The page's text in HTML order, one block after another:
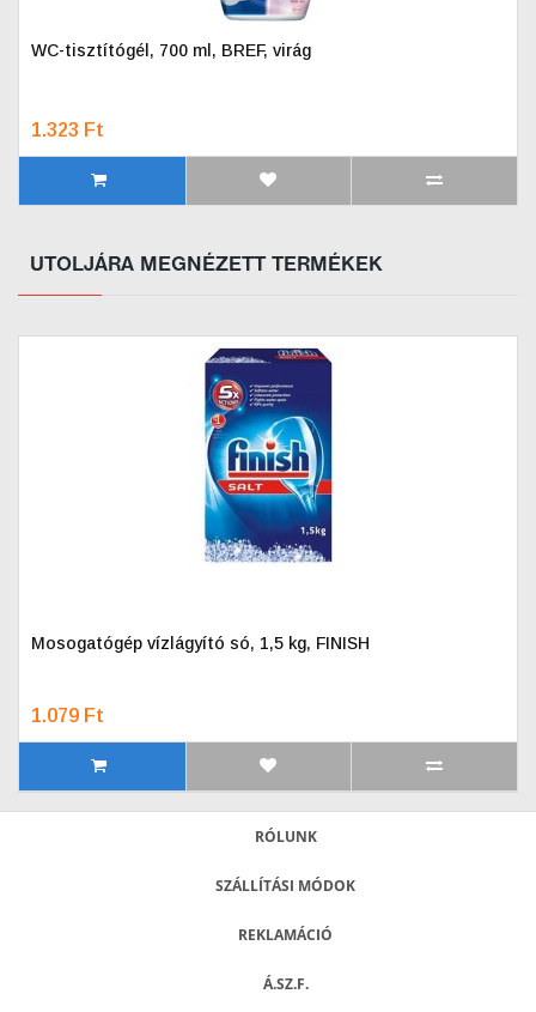
WC-tisztítógél, 700 ml, BREF, virág
1.323 Ft
UTOLJÁRA MEGNÉZETT TERMÉKEK
Mosogatógép vízlágyító só, 1,5 kg, FINISH
1.079 Ft
RÓLUNK
SZÁLLÍTÁSI MÓDOK
REKLAMÁCIÓ
Á.SZ.F.